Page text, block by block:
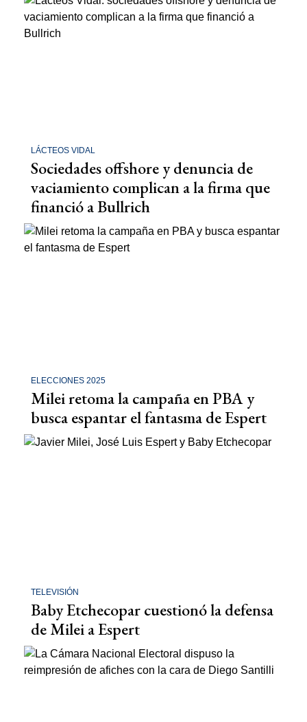
LÁCTEOS VIDAL
Sociedades offshore y denuncia de
vaciamiento complican a la firma que
financió a Bullrich
ELECCIONES 2025
Milei retoma la campaña en PBA y
busca espantar el fantasma de Espert
TELEVISIÓN
Baby Etchecopar cuestionó la defensa
de Milei a Espert